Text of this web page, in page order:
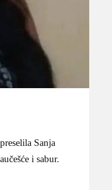
Sanja
i sabur.